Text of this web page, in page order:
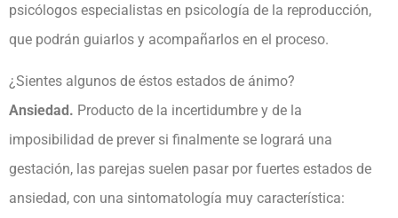
psicólogos especialistas en psicología de la reproducción,
que podrán guiarlos y acompañarlos en el proceso.
¿Sientes algunos de éstos estados de ánimo?
Ansiedad. Producto de la incertidumbre y de la
imposibilidad de prever si finalmente se logrará una
gestación, las parejas suelen pasar por fuertes estados de
ansiedad, con una sintomatología muy característica: